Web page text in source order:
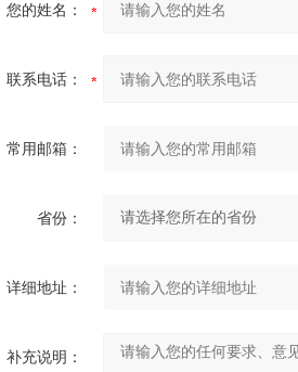
您的姓名：
联系电话：
常用邮箱：
省份：
详细地址：
补充说明：